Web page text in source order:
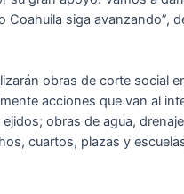
Coahuila siga avanzando”,
obras de corte social
acciones que van al
obras de agua,
cuartos, plazas y